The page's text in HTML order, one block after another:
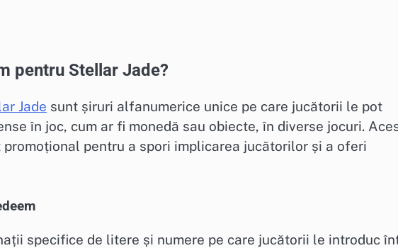
pentru Stellar Jade?
Jade sunt șiruri alfanumerice unice pe care jucătorii le pot
în joc, cum ar fi monedă sau obiecte, în diverse jocuri.
pentru a spori implicarea jucătorilor și a oferi
specifice de litere și numere pe care jucătorii le introduc